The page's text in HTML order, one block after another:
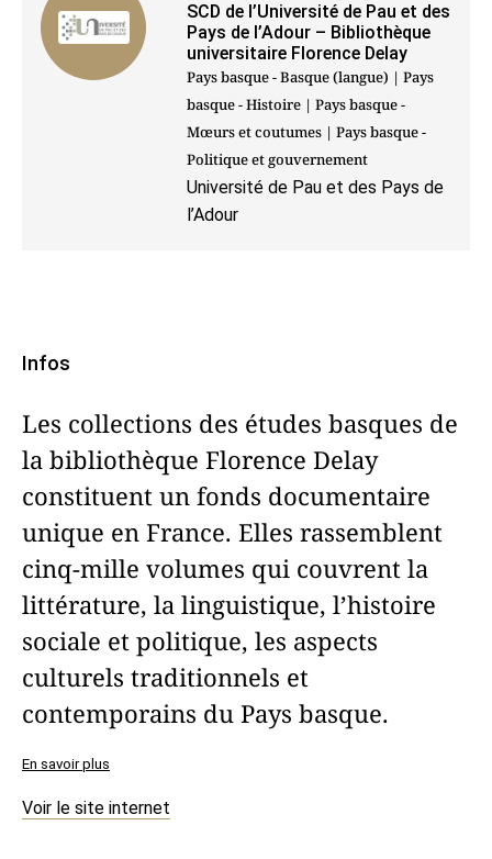
SCD de l’Université de Pau et des
Pays de l’Adour – Bibliothèque
universitaire Florence Delay
Pays basque - Basque (langue) | Pays
basque - Histoire | Pays basque -
Mœurs et coutumes | Pays basque -
Politique et gouvernement
Université de Pau et des Pays de
l’Adour
Infos
Les collections des études basques de
la bibliothèque Florence Delay
constituent un fonds documentaire
unique en France. Elles rassemblent
cinq-mille volumes qui couvrent la
littérature, la linguistique, l’histoire
sociale et politique, les aspects
culturels traditionnels et
contemporains du Pays basque.
En savoir plus
Voir le site internet